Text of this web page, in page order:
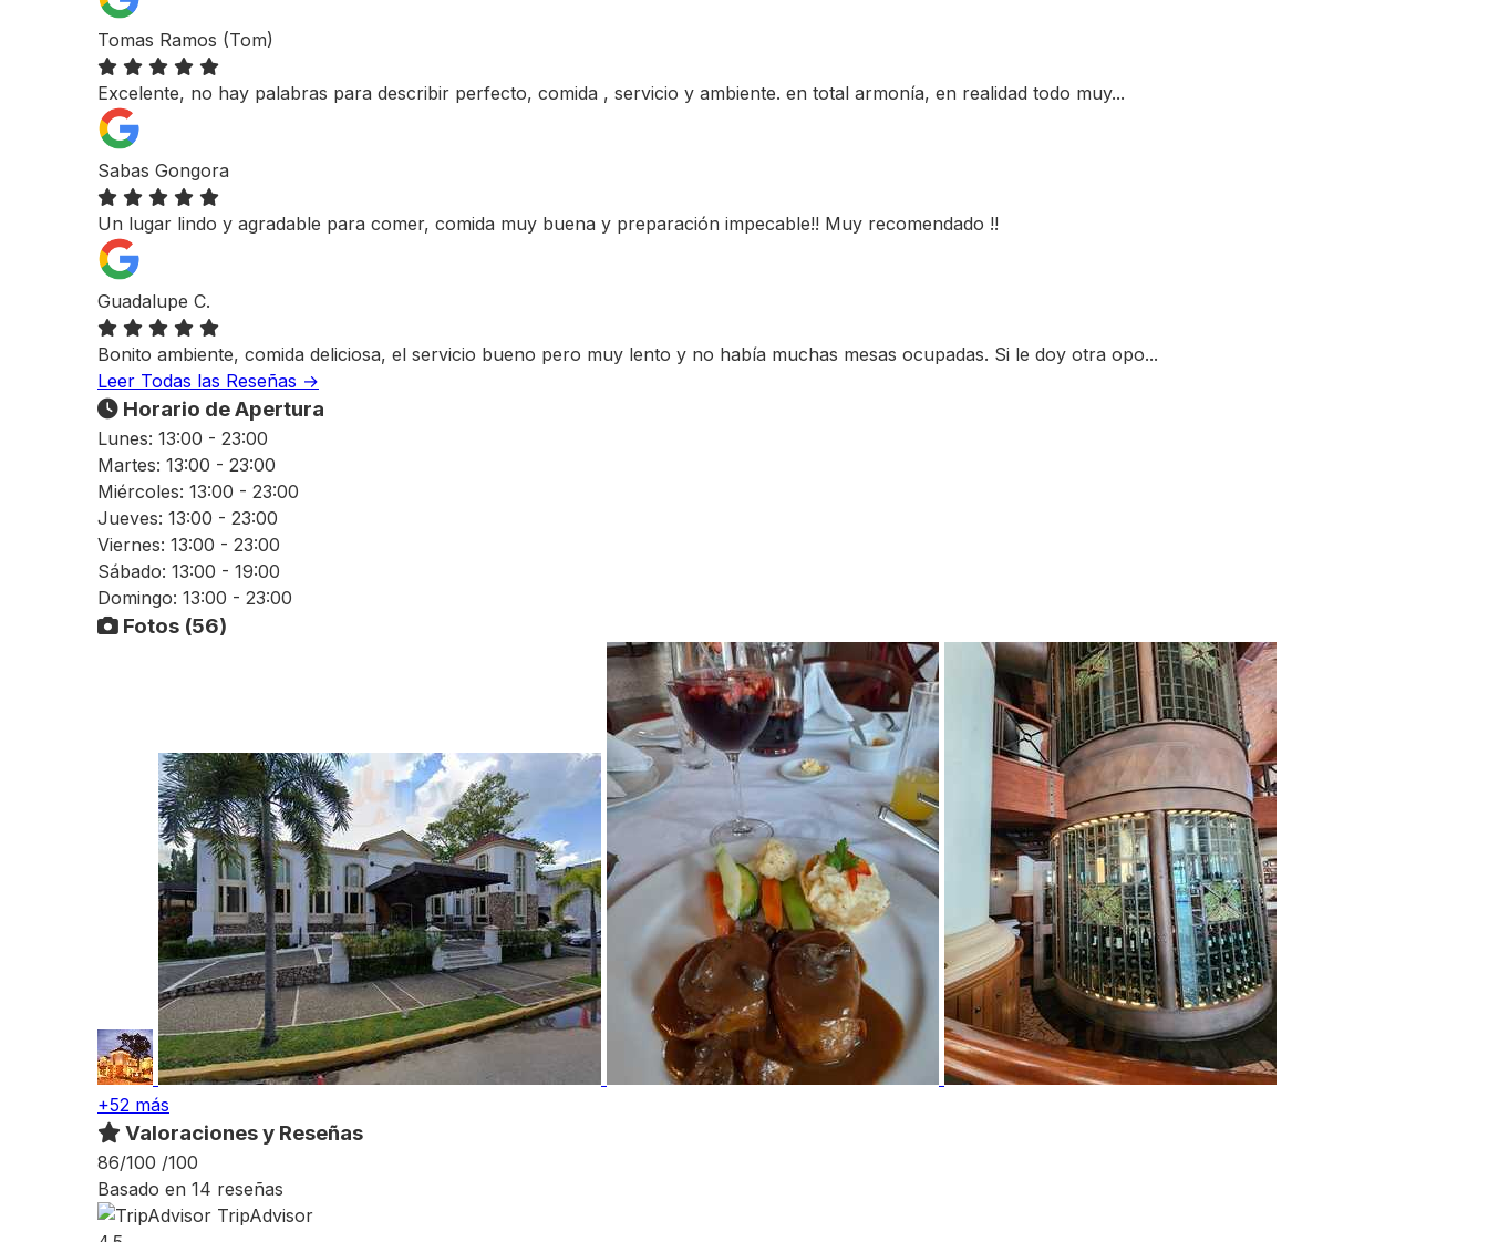
Tomas Ramos (Tom)
Excelente, no hay palabras para describir perfecto, comida , servicio y ambiente. en total armonía, en realidad todo muy...
Sabas Gongora
Un lugar lindo y agradable para comer, comida muy buena y preparación impecable!! Muy recomendado !!
Guadalupe C.
Bonito ambiente, comida deliciosa, el servicio bueno pero muy lento y no había muchas mesas ocupadas. Si le doy otra opo...
Leer Todas las Reseñas →
Horario de Apertura
Lunes: 13:00 - 23:00
Martes: 13:00 - 23:00
Miércoles: 13:00 - 23:00
Jueves: 13:00 - 23:00
Viernes: 13:00 - 23:00
Sábado: 13:00 - 19:00
Domingo: 13:00 - 23:00
Fotos (56)
+52 más
Valoraciones y Reseñas
86/100 /100
Basado en 14 reseñas
TripAdvisor